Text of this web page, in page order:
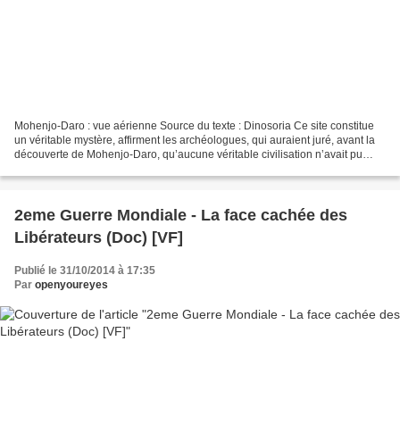
Mohenjo-Daro : vue aérienne Source du texte : Dinosoria Ce site constitue
un véritable mystère, affirment les archéologues, qui auraient juré, avant la
découverte de Mohenjo-Daro, qu’aucune véritable civilisation n’avait pu
2eme Guerre Mondiale - La face cachée des
Libérateurs (Doc) [VF]
Publié le 31/10/2014 à 17:35
Par openyoureyes